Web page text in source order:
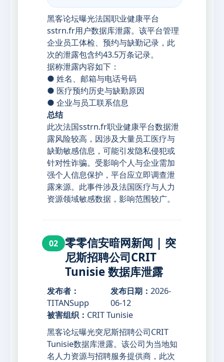
黑客论坛曝光法国职业健康平台
sstrn.fr用户数据库泄露。该平台管理
企业员工体检、预约与缺勤记录，此
次的泄露包含约43.5万条记录。
据称泄露内容如下：
● 姓名、邮箱与电话号码
● 医疗预约历史与缺勤原因
● 企业与员工联系信息
总结
此次法国sstrn.fr职业健康平台数据泄
露风险较高，因涉及大量员工医疗与
缺勤敏感信息，可能引发隐私侵犯或
针对性诈骗。受影响个人与企业需加
强个人信息保护，平台应立即调查泄
露来源。此事件涉及法国医疗与人力
资源领域敏感数据，影响范围较广。
02
零零信安暗网新闻 | 突
尼斯招聘公司CRIT
Tunisie 数据库泄露
发布者：
TITANSupp
发布日期： 2026-
06-12
被害组织： CRIT Tunisie
黑客论坛曝光突尼斯招聘公司CRIT
Tunisie数据库泄露。该公司为当地知
名人力资源与招聘服务提供商，此次